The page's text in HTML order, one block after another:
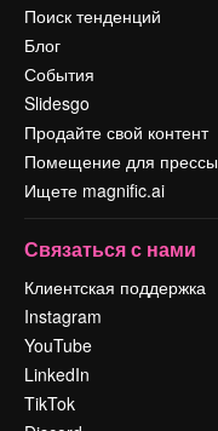
Поиск тенденций
Блог
События
Slidesgo
Продайте свой контент
Помещение для прессы
Ищете magnific.ai
Связаться с нами
Клиентская поддержка
Instagram
YouTube
LinkedIn
TikTok